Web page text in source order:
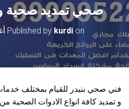
صحي تمديد صحية
Published by kurdion
فني صحي بنيدر للقيام بمختلف
و تمديد كافة انواع الادوات